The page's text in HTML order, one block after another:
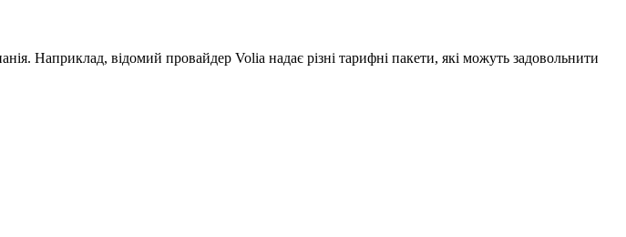
Наприклад, відомий провайдер Volia надає різні тарифні пакети, які можуть задовольнити